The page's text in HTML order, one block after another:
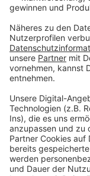
Unterstützung
Anzeige
Anzeige